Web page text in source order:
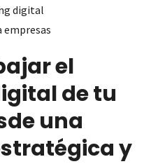
digital
el
de tu
una
y